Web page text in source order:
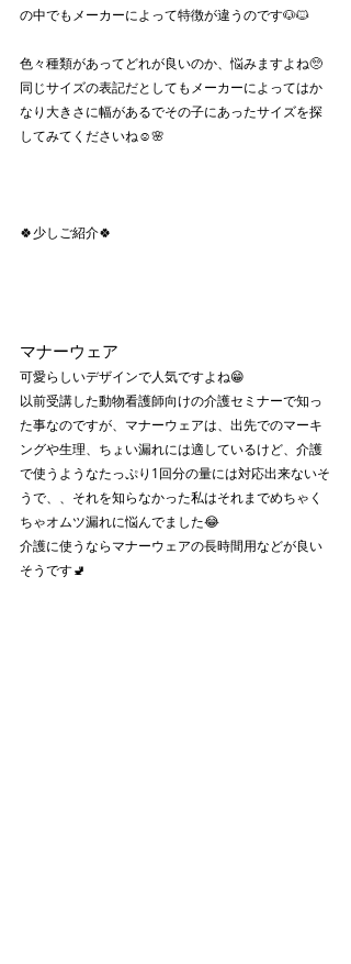
の中でもメーカーによって特徴が違うのです🐶🐱
色々種類があってどれが良いのか、悩みますよね🥺
同じサイズの表記だとしてもメーカーによってはか
なり大きさに幅があるでその子にあったサイズを探
してみてくださいね☺️🌸
🍀少しご紹介🍀
マナーウェア
可愛らしいデザインで人気ですよね😁
以前受講した動物看護師向けの介護セミナーで知っ
た事なのですが、マナーウェアは、出先でのマーキ
ングや生理、ちょい漏れには適しているけど、介護
で使うようなたっぷり1回分の量には対応出来ないそ
うで、、それを知らなかった私はそれまでめちゃく
ちゃオムツ漏れに悩んでました😂
介護に使うならマナーウェアの長時間用などが良い
そうです🚽